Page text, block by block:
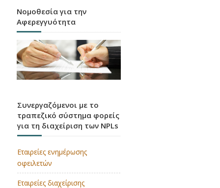
CRR3 / CRD6
Εφαρμογή των κανόνων της Βασιλείας 3 στην
Νομοθεσία για την
Αφερεγγυότητα
Συνεργαζόμενοι με το
τραπεζικό σύστημα φορείς
για τη διαχείριση των NPLs
Εταιρείες ενημέρωσης
οφειλετών
Εταιρείες διαχείρισης